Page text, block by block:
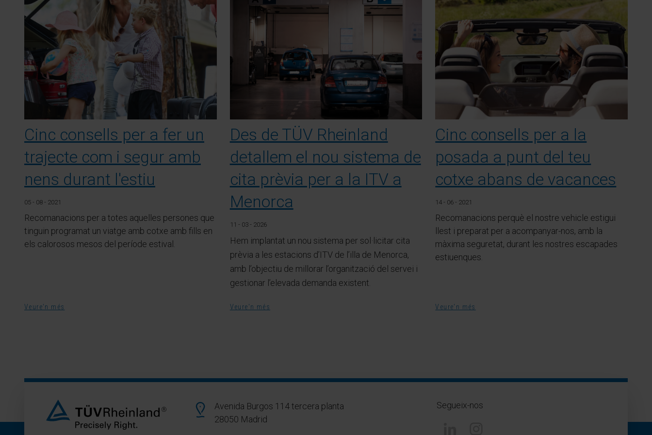
Cinc consells per a fer un
trajecte com i segur amb
nens durant l'estiu
05 - 08 - 2021
Recomanacions per a totes aquelles persones que
tinguin programat un viatge amb cotxe amb fills en
els calorosos mesos del període estival.
Veure'n més
Des de TÜV Rheinland
detallem el nou sistema de
cita prèvia per a la ITV a
Menorca
11 - 03 - 2026
Hem implantat un nou sistema per sol·licitar cita
prèvia a les estacions d’ITV de l’illa de Menorca,
amb l’objectiu de millorar l’organització del servei i
gestionar l’elevada demanda existent.
Veure'n més
Cinc consells per a la
posada a punt del teu
cotxe abans de vacances
14 - 06 - 2021
Recomanacions perquè el nostre vehicle estigui
llest i preparat per a acompanyar-nos, amb la
màxima seguretat, durant les nostres escapades
estiuenques.
Veure'n més
Avenida Burgos 114 tercera planta
28050 Madrid
Segueix-nos